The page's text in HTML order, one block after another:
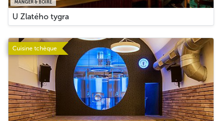
MANGER & BOIRE
U Zlatého tygra
Cuisine tchèque